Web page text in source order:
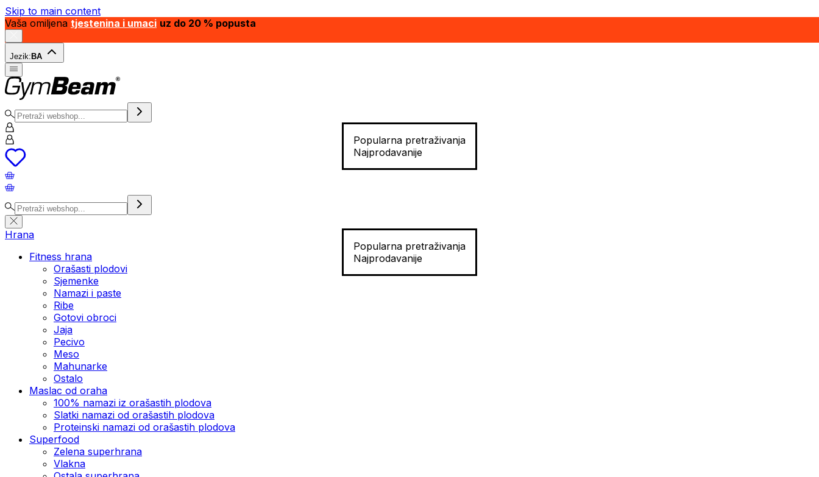
Skip to main content
Vaša omiljena tjestenina i umaci uz do 20 % popusta
Jezik: BA
Popularna pretraživanja
Najprodavanije
Popularna pretraživanja
Najprodavanije
Hrana
Fitness hrana
Orašasti plodovi
Sjemenke
Namazi i paste
Ribe
Gotovi obroci
Jaja
Pecivo
Meso
Mahunarke
Ostalo
Maslac od oraha
100% namazi iz orašastih plodova
Slatki namazi od orašastih plodova
Proteinski namazi od orašastih plodova
Superfood
Zelena superhrana
Vlakna